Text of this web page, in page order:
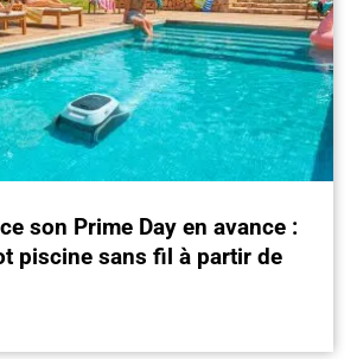
son Prime Day en avance :
piscine sans fil à partir de